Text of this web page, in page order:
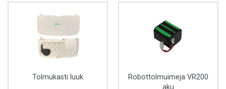
Tolmukasti luuk
Robottolmuimeja VR200
aku